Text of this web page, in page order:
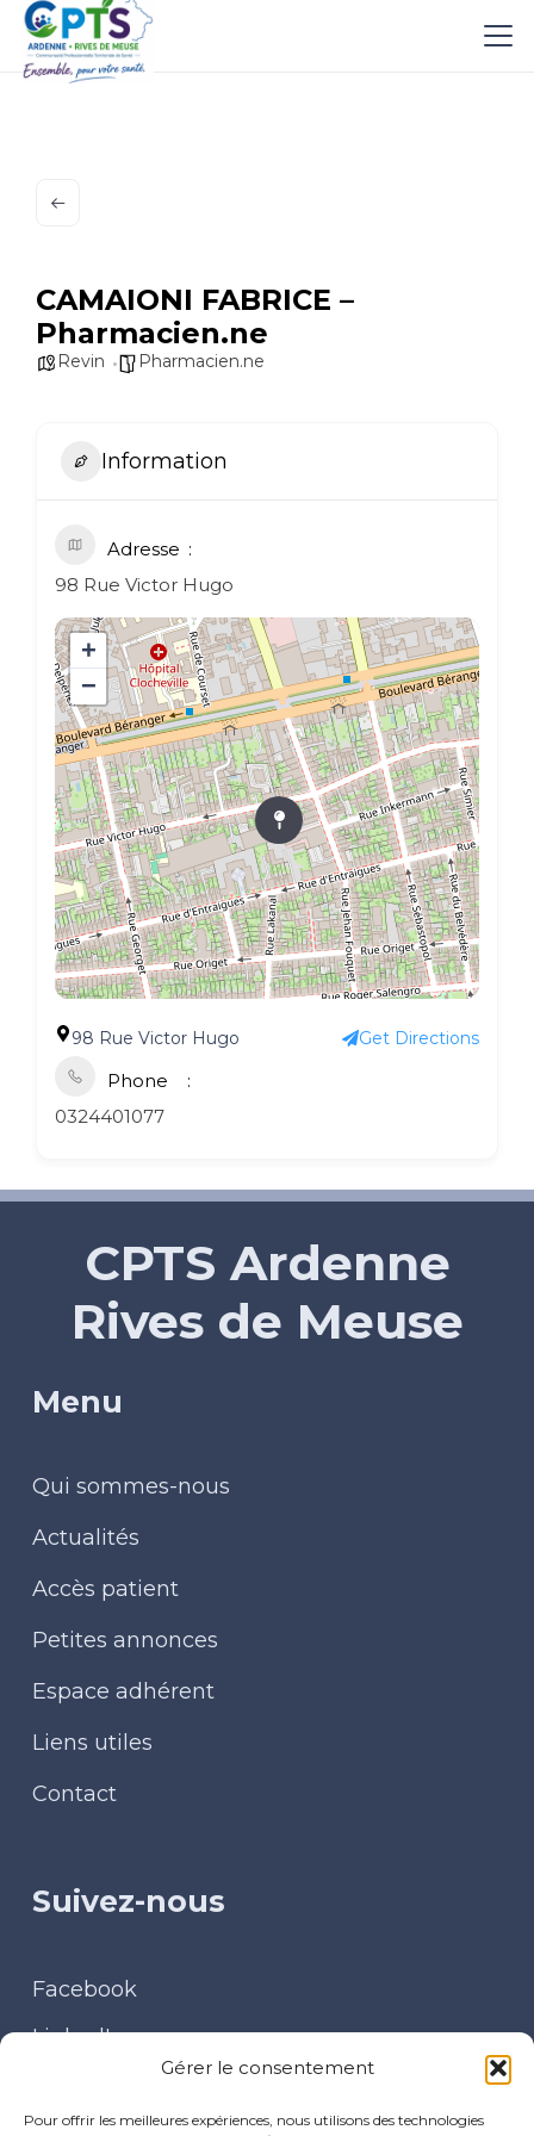
Gérer le consentement
Pour offrir les meilleures expériences, nous utilisons des technologies
CAMAIONI FABRICE –
Pharmacien.ne
Revin Pharmacien.ne
Information
Adresse
98 Rue Victor Hugo
+
−
98 Rue Victor Hugo Get Directions
Phone
0324401077
CPTS Ardenne
Rives de Meuse
Menu
Qui sommes-nous
Actualités
Accès patient
Petites annonces
Espace adhérent
Liens utiles
Contact
Suivez-nous
Facebook
LinkedIn
Contact